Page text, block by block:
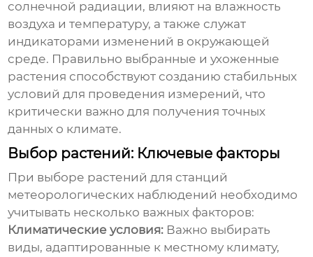
солнечной радиации, влияют на влажность
воздуха и температуру, а также служат
индикаторами изменений в окружающей
среде. Правильно выбранные и ухоженные
растения способствуют созданию стабильных
условий для проведения измерений, что
критически важно для получения точных
данных о климате.
Выбор растений: Ключевые факторы
При выборе растений для станций
метеорологических наблюдений необходимо
учитывать несколько важных факторов:
Климатические условия: Важно выбирать
виды, адаптированные к местному климату,